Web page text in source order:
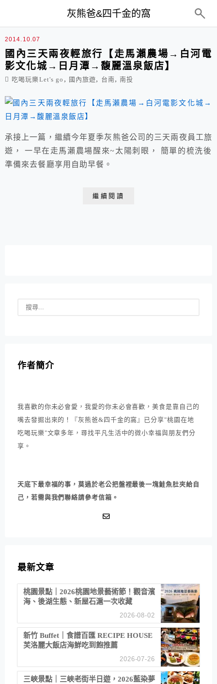
灰熊爸&四千金的窩
白河電影文化城
2014.10.07
國內三天兩夜輕旅行【走馬瀨農場→白河電
影文化城→日月潭→馥麗溫泉飯店】
吃喝玩樂Let's go , 國內旅遊, 台南,南投
承接上一篇，繼續今年夏季灰熊爸公司的三天兩夜員工旅
遊， 一早在走馬瀨農場醒來~太陽刺眼， 簡單的梳洗後
準備來去餐廳享用自助早餐。
繼續閱讀
作者簡介
我喜歡的你未必會愛，我愛的你未必會喜歡，美食是靠自己的
嘴去發掘出來的！『灰熊爸&四千金的窩』已分享"桃園在地
吃喝玩樂"文章多年，尋找平凡生活中的微小幸福與朋友們分
享。
天底下最幸福的事，莫過於老公把盤裡最後一塊鮭魚肚夾給自
己，若需與我們聯絡請參考信箱。
最新文章
桃園景點｜2026桃園地景藝術節！觀音濱
海、後湖生態、新屋石滬一次收藏
2026-08-02
新竹 Buffet｜食譜百匯 RECIPE HOUSE
芙洛麗大飯店海鮮吃到飽推薦
2026-07-26
三峽景點｜三峽老街半日遊，2026藍染夢